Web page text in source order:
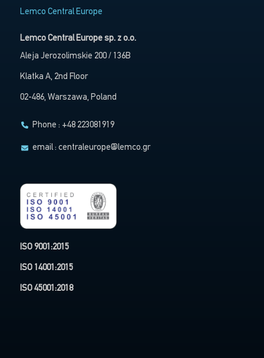
Lemco Central Europe
Lemco Central Europe sp. z o.o.
Aleja Jerozolimskie 200 / 136B
Klatka A, 2nd Floor
02-486, Warszawa, Poland
Phone : +48 223081919
email :centraleurope@lemco.gr
ISO 9001:2015
ISO 14001:2015
ISO 45001:2018